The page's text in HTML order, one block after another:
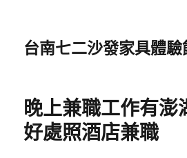
台南七二沙發家具體驗
晚上兼職工作有澎
好處照酒店兼職